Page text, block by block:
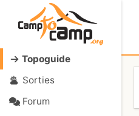
Topoguide
Sorties
Forum